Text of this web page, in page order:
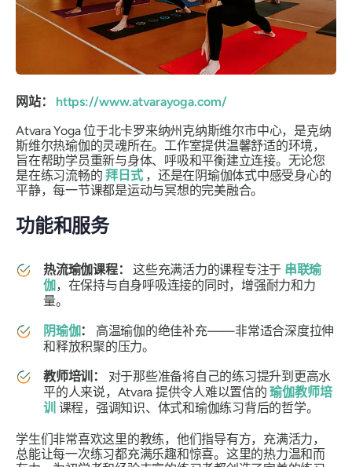
网站：
https://www.atvarayoga.com/
Atvara Yoga 位于北卡罗来纳州克纳斯维尔市中心，是克纳
斯维尔热瑜伽的灵魂所在。工作室提供温馨舒适的环境，
旨在帮助学员重新与身体、呼吸和平衡建立连接。无论您
是在练习流畅的拜日式，还是在阴瑜伽体式中感受身心的
平静，每一节课都是运动与冥想的完美融合。
功能和服务
热流瑜伽课程： 这些充满活力的课程专注于 串联瑜
伽，在保持与自身呼吸连接的同时，增强耐力和力
量。
阴瑜伽：
高温瑜伽的绝佳补充——非常适合深度拉伸
和释放积聚的压力。
教师培训：
对于那些准备将自己的练习提升到更高水
平的人来说，Atvara 提供令人难以置信的瑜伽教师培
训 课程，强调知识、体式和瑜伽练习背后的哲学。
学生们非常喜欢这里的教练，他们指导有方，充满活力，
总能让每一次练习都充满乐趣和惊喜。这里的热力温和而